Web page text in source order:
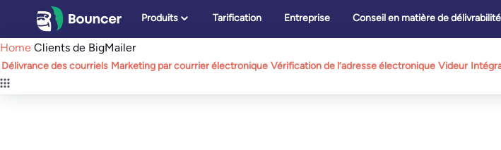
contenu
Produits Tarification Entreprise Conseil en matière de délivrabilité
Home Clients de BigMailer
Délivrance des courriels Marketing par courrier électronique Vérification de l’adresse électronique Videur